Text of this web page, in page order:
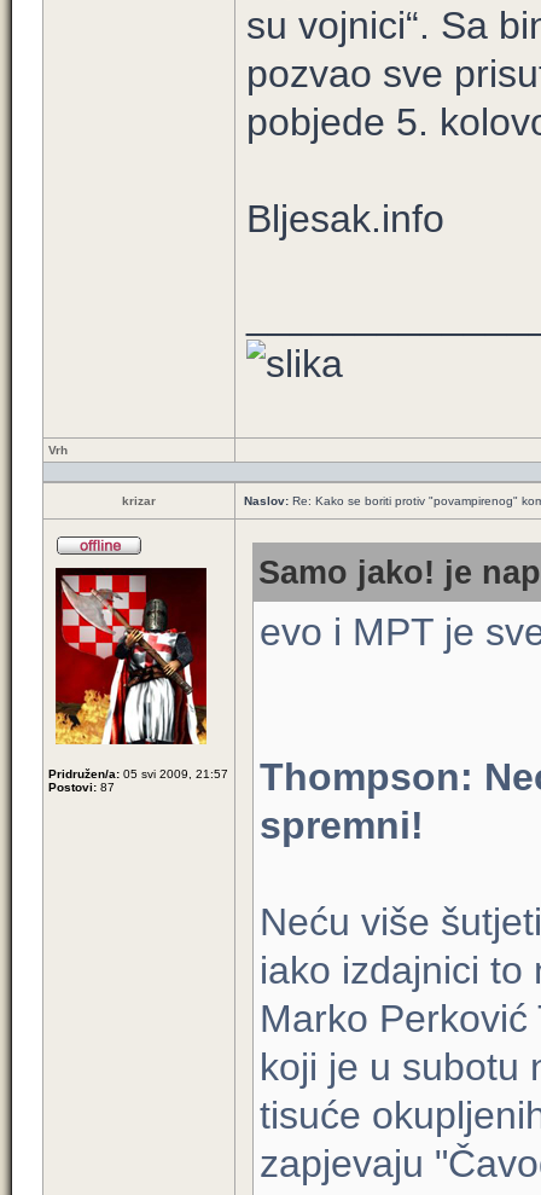
su vojnici“. Sa
pozvao sve
pobjede 5.
Bljesak.info
Vrh
krizar Naslov: Re: Kako se boriti protiv "povampirenog"
Pridružen/a: 05 svi 2009, 21:57
Postovi: 87
Samo jako! je
evo i MPT je
Thompson:
spremni!
Neću više
iako izdajnici to
Marko
koji je u subotu
tisuće
zapjevaju